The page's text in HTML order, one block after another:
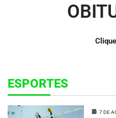
ESPORTES
7 DE